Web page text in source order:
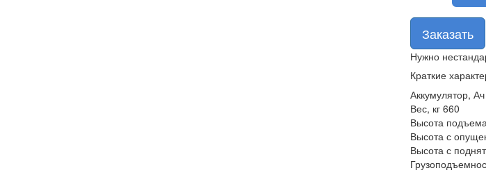
Заказать
Нужно
Краткие
Аккумулятор, Ач
Вес, кг 660
Высота
Высота с
Высота с